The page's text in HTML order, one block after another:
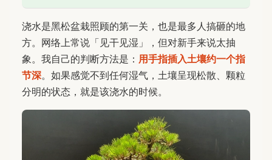
浇水是黑松盆栽照顾的第一关，也是最多人搞砸的地
方。网络上常说「见干见湿」，但对新手来说太抽
象。我自己的判断方法是： 用手指插入土壤约一个指
节深。如果感觉不到任何湿气，土壤呈现松散、颗粒
分明的状态，就是该浇水的时候。